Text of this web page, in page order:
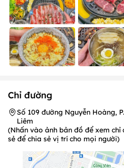
Chỉ đường
Số 109 đường Nguyễn Hoàng,
Liêm
(Nhấn vào ảnh bản đồ để xem chỉ
sẻ để chia sẻ vị trí cho mọi người)